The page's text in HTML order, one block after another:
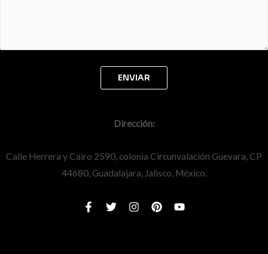
Dirección:
Calle Herrera y Cairo 2590, colonia Circunvalación Guevara, CP
44680, Guadalajara, Jalisco, México.